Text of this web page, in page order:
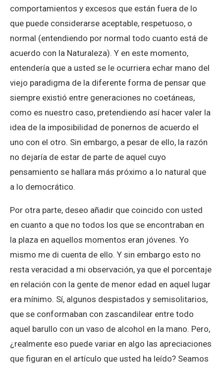
comportamientos y excesos que están fuera de lo
que puede considerarse aceptable, respetuoso, o
normal (entendiendo por normal todo cuanto está de
acuerdo con la Naturaleza). Y en este momento,
entendería que a usted se le ocurriera echar mano del
viejo paradigma de la diferente forma de pensar que
siempre existió entre generaciones no coetáneas,
como es nuestro caso, pretendiendo así hacer valer la
idea de la imposibilidad de ponernos de acuerdo el
uno con el otro. Sin embargo, a pesar de ello, la razón
no dejaría de estar de parte de aquel cuyo
pensamiento se hallara más próximo a lo natural que
a lo democrático.
Por otra parte, deseo añadir que coincido con usted
en cuanto a que no todos los que se encontraban en
la plaza en aquellos momentos eran jóvenes. Yo
mismo me di cuenta de ello. Y sin embargo esto no
resta veracidad a mi observación, ya que el porcentaje
en relación con la gente de menor edad en aquel lugar
era mínimo. Sí, algunos despistados y semisolitarios,
que se conformaban con zascandilear entre todo
aquel barullo con un vaso de alcohol en la mano. Pero,
¿realmente eso puede variar en algo las apreciaciones
que figuran en el artículo que usted ha leído? Seamos